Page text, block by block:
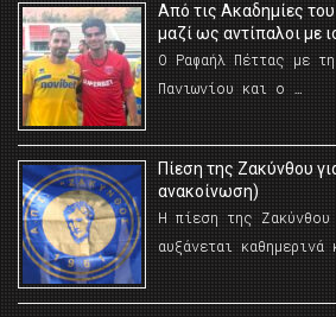
Από τις Ακαδημίες
μαζί ως αντίπαλοι με
Ο Ραφαήλ Πέττας με
Πανιωνίου και ο …
Πίεση της Ζακύνθου
ανακοίνωση)
Η πίεση της
αυξάνεται καθημερινά